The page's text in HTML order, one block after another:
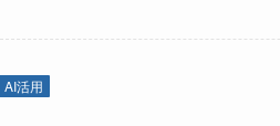
AI活用